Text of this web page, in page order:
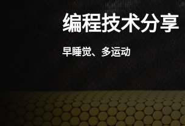
编程技术分享
早睡觉、多运动